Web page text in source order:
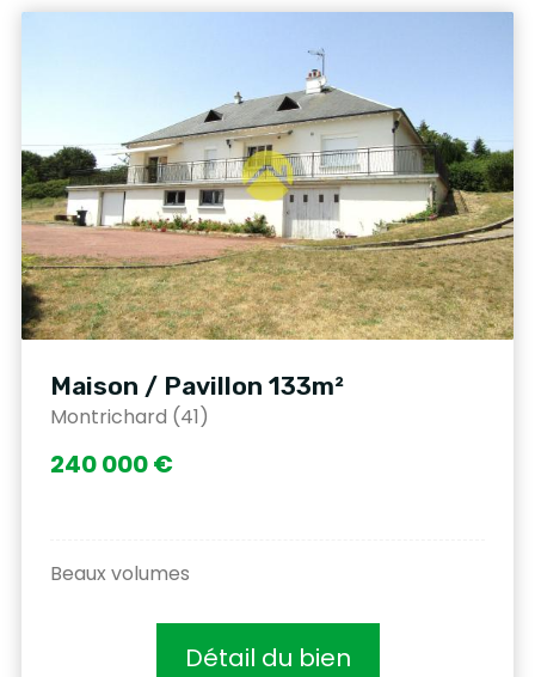
Maison / Pavillon 133m²
Montrichard (41)
240 000 €
Beaux volumes
Détail du bien